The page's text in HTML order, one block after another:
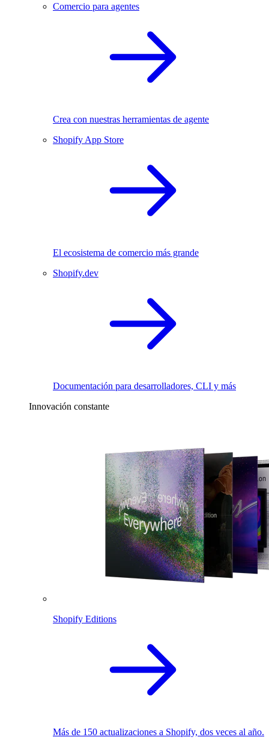
Comercio para agentes
Crea con nuestras herramientas de agente
Shopify App Store
El ecosistema de comercio más grande
Shopify.dev
Documentación para desarrolladores, CLI y más
Innovación constante
Shopify Editions
Más de 150 actualizaciones a Shopify, dos veces al año.